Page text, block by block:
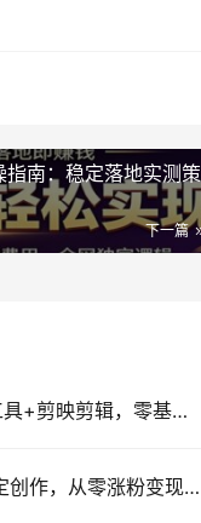
南：稳定落地实测策
下一篇
农村治愈短视频制作教程：AI工具+剪映剪辑，零基础快速出片
短视频周更系统课：90分钟稳定创作，从零涨粉变现变现八千